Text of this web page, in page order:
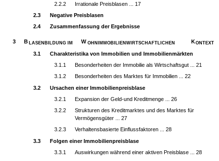
2.2.2
Irrationale Preisblasen ... 17
2.3
Negative Preisblasen
2.4
Zusammenfassung der Ergebnisse
3 B LASENBILDUNG IM W OHNIMMOBILIENWIRTSCHAFTLICHEN KONTEXT
3.1
Charakteristika von Immobilien und Immobilienmärkten
3.1.1
Besonderheiten der Immobilie als Wirtschaftsgut ... 21
3.1.2
Besonderheiten des Marktes für Immobilien ... 22
3.2
Ursachen einer Immobilienpreisblase
3.2.1
Expansion der Geld-und Kreditmenge ... 26
3.2.2
Strukturen des Kreditmarktes und des Marktes für
Vermögensgüter ... 27
3.2.3
Verhaltensbasierte Einflussfaktoren ... 28
3.3
Folgen einer Immobilienpreisblase
3.3.1
Auswirkungen während einer aktiven Preisblase ... 28